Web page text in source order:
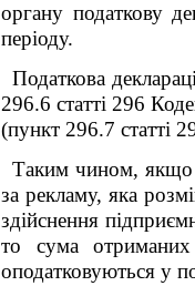
органу податкову
періоду.
Податкова
296.6 статті 296
(пункт 296.7 статті
Таким чином, якщо
за рекламу, яка
здійснення
то сума
оподатковуються у